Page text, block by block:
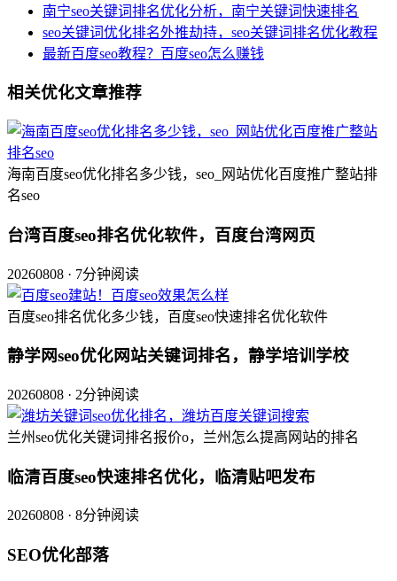
南宁seo关键词排名优化分析，南宁关键词快速排名
seo关键词优化排名外推劫持，seo关键词排名优化教程
最新百度seo教程？百度seo怎么赚钱
相关优化文章推荐
海南百度seo优化排名多少钱，seo_网站优化百度推广整站排
名seo
台湾百度seo排名优化软件，百度台湾网页
20260808 · 7分钟阅读
百度seo排名优化多少钱，百度seo快速排名优化软件
静学网seo优化网站关键词排名，静学培训学校
20260808 · 2分钟阅读
兰州seo优化关键词排名报价o，兰州怎么提高网站的排名
临清百度seo快速排名优化，临清贴吧发布
20260808 · 8分钟阅读
SEO优化部落